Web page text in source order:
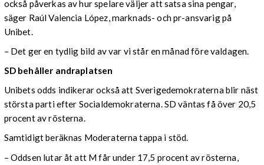
också påverkas av hur spelare väljer att satsa sina pengar,
säger Raúl Valencia López, marknads- och pr-ansvarig på
Unibet.
– Det ger en tydlig bild av var vi står en månad före valdagen.
SD behåller andraplatsen
Unibets odds indikerar också att Sverigedemokraterna blir näst
största parti efter Socialdemokraterna. SD väntas få över 20,5
procent av rösterna.
Samtidigt beräknas Moderaterna tappa i stöd.
– Oddsen lutar åt att M får under 17,5 procent av rösterna,